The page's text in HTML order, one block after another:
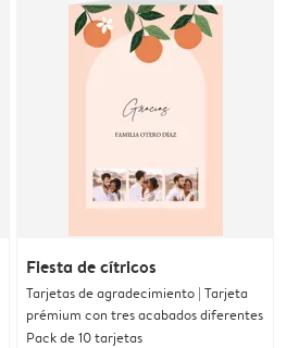
Fiesta de cítricos
Tarjetas de agradecimiento | Tarjeta
prémium con tres acabados diferentes
Pack de 10 tarjetas